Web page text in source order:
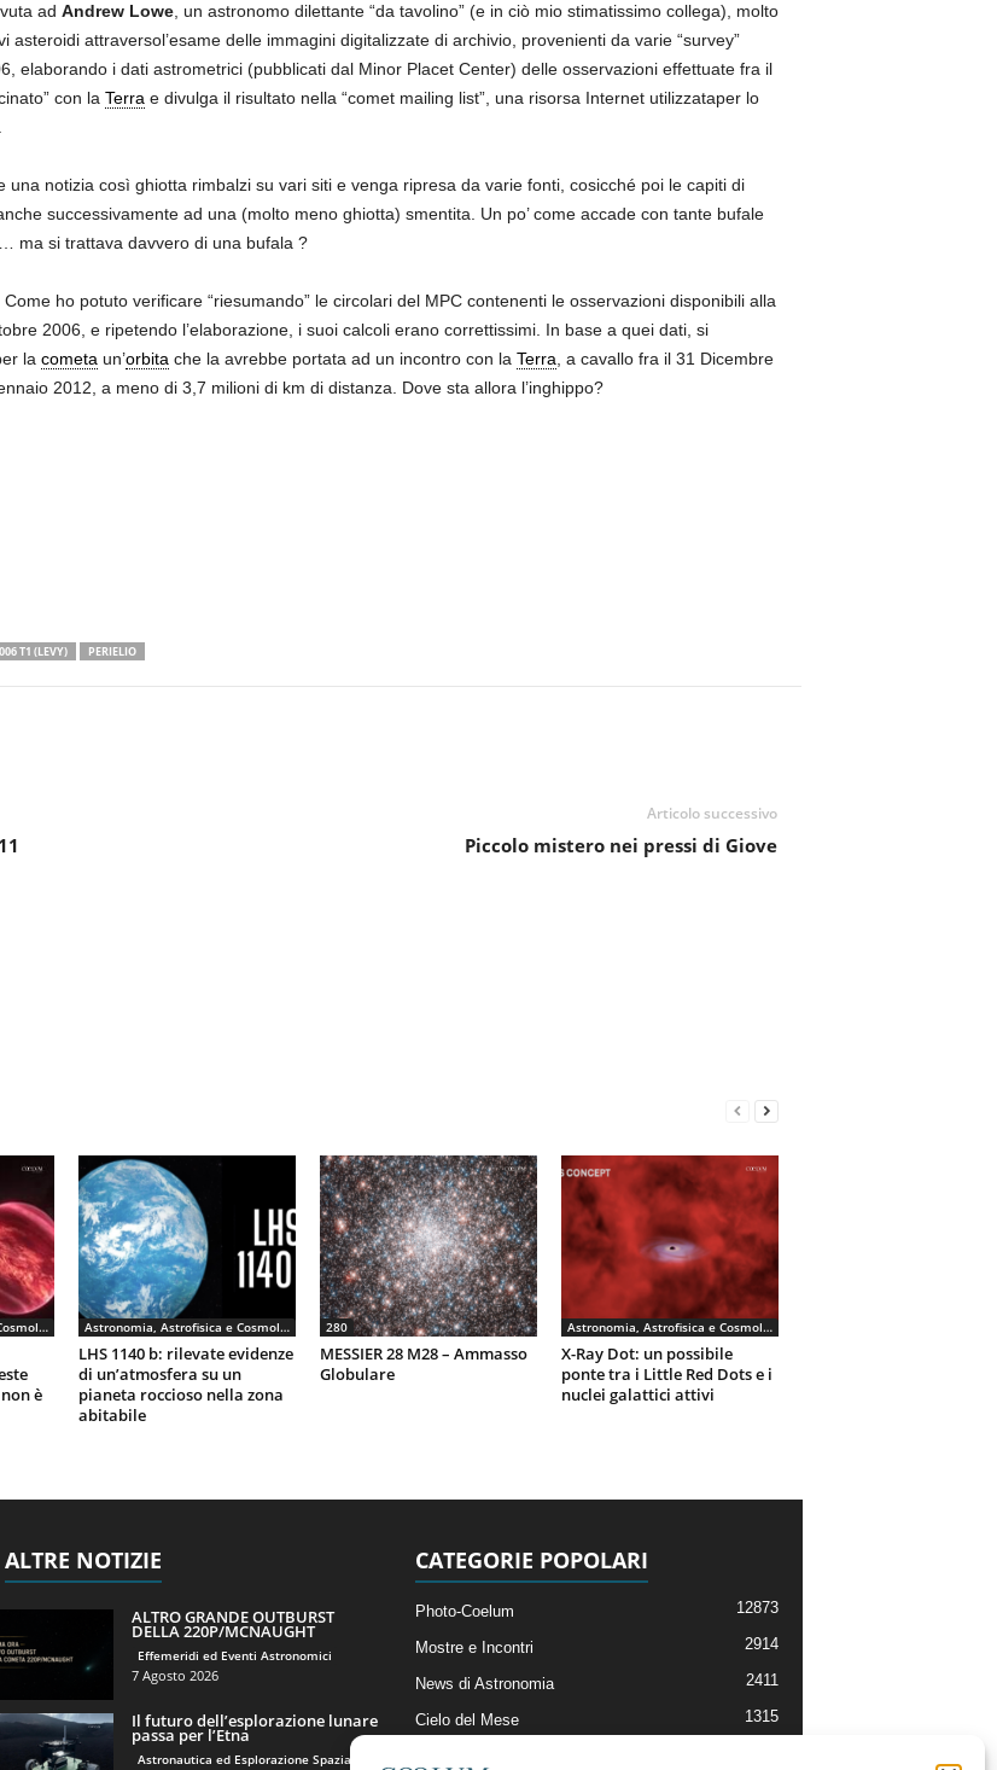
ad Andrew Lowe, un astronomo dilettante “da tavolino” (e in ciò mio stimatissimo collega), molto
attraversol’esame delle immagini digitalizzate di archivio, provenienti da varie “survey”
elaborando i dati astrometrici (pubblicati dal Minor Placet Center) delle osservazioni effettuate fra il
con la Terrae divulga il risultato nella “comet mailing list”, una risorsa Internet utilizzataper lo
una notizia così ghiotta rimbalzi su vari siti e venga ripresa da varie fonti, cosicché poi le capiti di
successivamente ad una (molto meno ghiotta) smentita. Un po’ come accade con tante bufale
ma si trattava davvero di una bufala ?
ho potuto verificare “riesumando” le circolari del MPC contenenti le osservazioni disponibili alla
2006, e ripetendo l’elaborazione, i suoi calcoli erano correttissimi. In base a quei dati, si
la cometaun’orbitache la avrebbe portata ad un incontro con la Terra, a cavallo fra il 31 Dicembre
2012, a meno di 3,7 milioni di km di distanza. Dove sta allora l’inghippo?
T1 (LEVY) PERIELIO
Articolo successivo
Piccolo mistero nei pressi di Giove
Astronomia, Astrofisica e Cosmologia
è
Astronomia, Astrofisica e Cosmologia
LHS 1140 b: rilevate evidenze
di un’atmosfera su un
pianeta roccioso nella zona
abitabile
280
MESSIER 28 M28 – Ammasso
Globulare
Astronomia, Astrofisica e Cosmologia
X-Ray Dot: un possibile
ponte tra i Little Red Dots e i
nuclei galattici attivi
ALTRE NOTIZIE
ALTRO GRANDE OUTBURST
DELLA 220P/MCNAUGHT
Effemeridi ed Eventi Astronomici
7 Agosto 2026
Il futuro dell’esplorazione lunare
passa per l’Etna
Astronautica ed Esplorazione Spaziale
CATEGORIE POPOLARI
Photo-Coelum 12873
Mostre e Incontri 2914
News di Astronomia 2411
Cielo del Mese 1315